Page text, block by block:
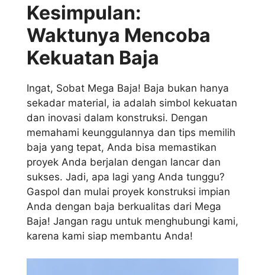
Kesimpulan:
Waktunya Mencoba
Kekuatan Baja
Ingat, Sobat Mega Baja! Baja bukan hanya
sekadar material, ia adalah simbol kekuatan
dan inovasi dalam konstruksi. Dengan
memahami keunggulannya dan tips memilih
baja yang tepat, Anda bisa memastikan
proyek Anda berjalan dengan lancar dan
sukses. Jadi, apa lagi yang Anda tunggu?
Gaspol dan mulai proyek konstruksi impian
Anda dengan baja berkualitas dari Mega
Baja! Jangan ragu untuk menghubungi kami,
karena kami siap membantu Anda!